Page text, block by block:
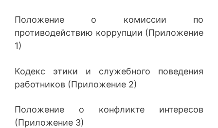
Положение о комиссии по
противодействию коррупции (Приложение
1)
Кодекс этики и служебного поведения
работников (Приложение 2)
Положение о конфликте интересов
(Приложение 3)